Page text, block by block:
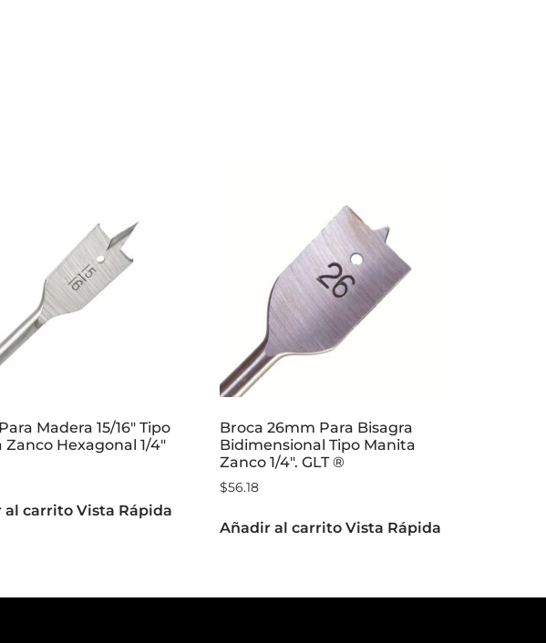
Madera 15/16″ Tipo
Zanco Hexagonal 1/4″
al carrito Vista Rápida
Broca 26mm Para Bisagra
Bidimensional Tipo Manita
Zanco 1/4″. GLT ®
$56.18
Añadir al carrito Vista Rápida